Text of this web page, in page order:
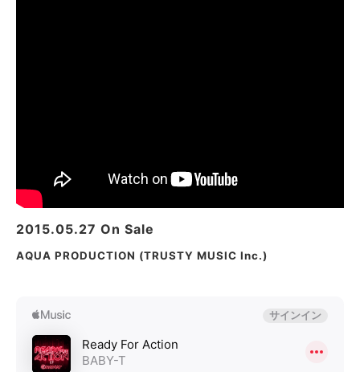
2015.05.27 On Sale
AQUA PRODUCTION (TRUSTY MUSIC Inc.)